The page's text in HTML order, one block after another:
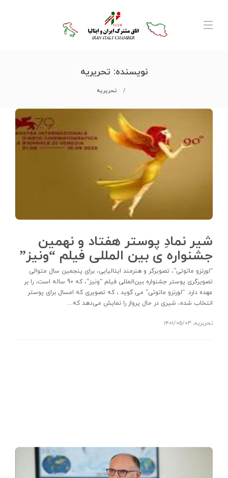
نویسنده: تحریریه
تحریریه
شیر نمادِ پوستر هفتاد و نهمین
جشنواره ی بین المللی فیلم “ونیز”
“لورنزو ماتوتی”، تصویرگر و هنرمند ایتالیایی، برای پنجمین سال متوالی
تصویرگری پوستر جشنواره بین‌المللی فیلم “ونیز”، که 90 ساله است، را بر
عهده دارد. “لورنزو ماتوتی” می گوید ، که تصویری که امسال برای پوستر
انتخاب شده، شیری در حال پرواز را نمایش می‌دهد که…
تحریریه, ۱۴۰۱/۰۵/۰۳